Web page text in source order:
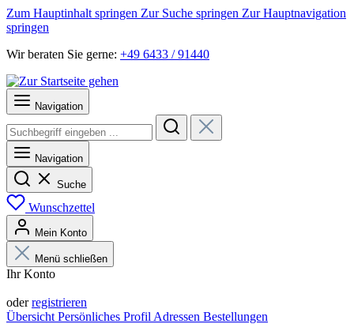
Zum Hauptinhalt springen Zur Suche springen Zur Hauptnavigation
springen
Wir beraten Sie gerne: +49 6433 / 91440
Navigation
Navigation
Suche
Wunschzettel
Mein Konto
Menü schließen
Ihr Konto
oderregistrieren
Übersicht Persönliches Profil Adressen Bestellungen